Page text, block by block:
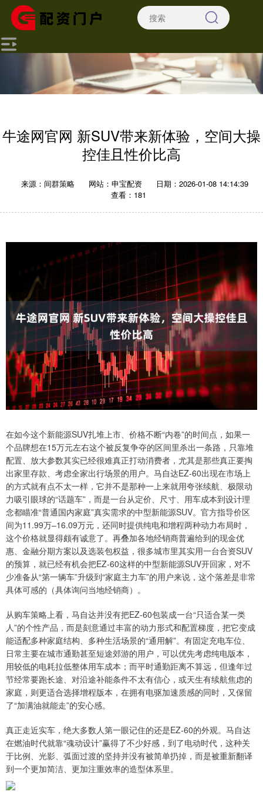
牛途网官网 新SUV带来新体验，空间大操
控佳且性价比高
来源：间群策略 网站：申宝配资
日期：2026-01-08 14:14:39
查看：181
在如今这个新能源SUV扎堆上市、价格不断“内卷”的时间点，如果一
个品牌想在15万元左右这个被反复争夺的区间里杀出一条路，只靠堆
配置、放大参数其实已经很难真正打动消费者，尤其是那些真正要掏
出家里存款、考虑全家出行场景的用户。马自达EZ-60出现在市场上
的方式就有点不太一样，它并不是那种一上来就用夸张续航、极限动
力吸引眼球的“话题车”，而是一台从定价、尺寸、用车成本到设计理
念都瞄准“普通国内家庭”真实需求的中型新能源SUV。官方指导价区
间为11.99万–16.09万元，还同时提供纯电和增程两种动力布局时，
这个价格就显得颇有诚意了。再叠加各地经销商普遍给到的现金优
惠、金融分期方案以及选装包权益，很多城市里其实用一台合资SUV
的预算，就已经有机会把EZ-60这样的中型新能源SUV开回家，对不
少准备从“第一辆车”升级到“家庭主力车”的用户来说，这个落差是非常
具体可感的（具体询问当地经销商）。
从购车策略上看，马自达并没有把EZ-60包装成一台“只适合某一类
人”的个性产品，而是刻意通过丰富的动力形式和配置梯度，把它变成
能适配多种家庭结构、多种生活场景的“通用解”。有固定充电车位、
日常主要在城市通勤甚至短途郊游的用户，可以优先考虑纯电版本，
用较低的电耗拉低整体用车成本；而平时通勤距离不算远，但逢年过
节经常要跑长途、对沿途补能条件不太有信心，或天生有续航焦虑的
家庭，则更适合选择增程版本，在拥有电驱加速质感的同时，又保留
了“加满油就能走”的安心感。
真正走近实车，绝大多数人第一眼记住的还是EZ-60的外观。马自达
在燃油时代就靠“魂动设计”赢得了不少好感，到了电动时代，这种关
于比例、光影、弧面过渡的坚持并没有被简单扔掉，而是被重新翻译
到一个更加简洁、更加注重效率的造型体系里。